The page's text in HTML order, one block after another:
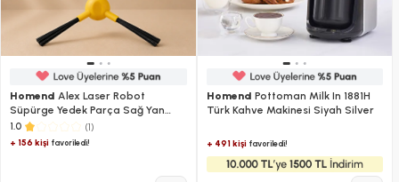
Homend Alex Laser Robot
Süpürge Yedek Parça Sağ Yan
Fırça
1.0 (1)
+ 156 kişi favoriledi!
Homend Pottoman Milk In 1881H
Türk Kahve Makinesi Siyah Silver
+ 491 kişifavoriledi!